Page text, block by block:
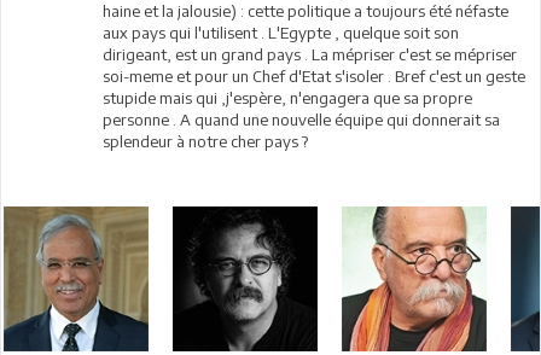
haine et la jalousie) : cette politique a toujours été néfaste
aux pays qui l'utilisent . L'Egypte , quelque soit son
dirigeant, est un grand pays . La mépriser c'est se mépriser
soi-meme et pour un Chef d'Etat s'isoler . Bref c'est un geste
stupide mais qui ,j'espère, n'engagera que sa propre
personne . A quand une nouvelle équipe qui donnerait sa
splendeur à notre cher pays ?